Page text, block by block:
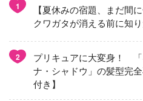
1
【夏休みの宿題、まだ間
クワガタが消える前に知
2
プリキュアに大変身！ 「
ナ・シャドウ」の髪型完
付き】